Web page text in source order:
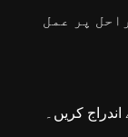
پر عمل
کریں۔